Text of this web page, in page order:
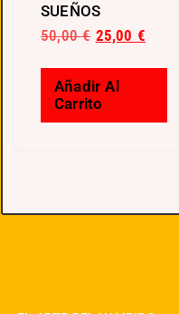
SUEÑOS
50,00€ 25,00 €
Añadir Al
Carrito